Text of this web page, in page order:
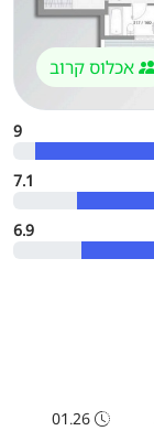
אכלוס קרוב
9
7.1
6.9